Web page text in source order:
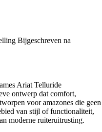
Bijgeschreven na
Ariat Telluride
ontwerp dat comfort,
voor amazones die geen
van stijl of functionaliteit,
moderne ruiteruitrusting.